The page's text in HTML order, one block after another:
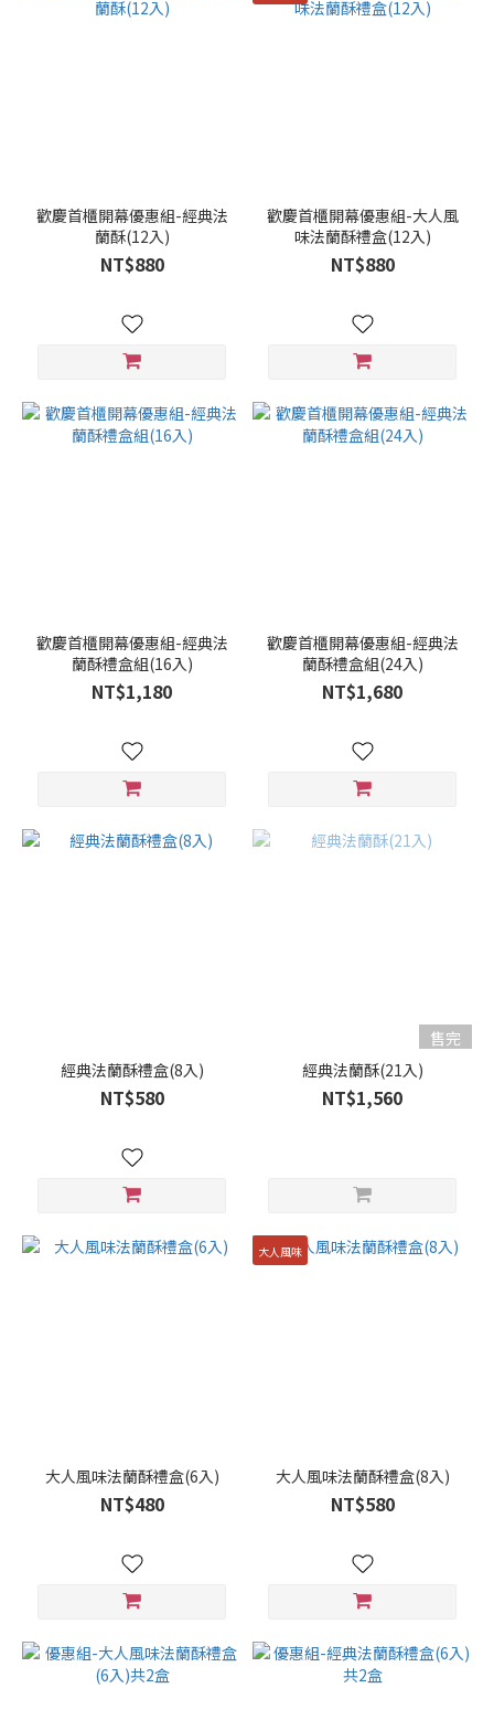
歡慶首櫃開幕優惠組-經典法
蘭酥(12入)
NT$880
歡慶首櫃開幕優惠組-大人風
味法蘭酥禮盒(12入)
NT$880
歡慶首櫃開幕優惠組-經典法
蘭酥禮盒組(16入)
NT$1,180
歡慶首櫃開幕優惠組-經典法
蘭酥禮盒組(24入)
NT$1,680
經典法蘭酥禮盒(8入)
NT$580
售完
經典法蘭酥(21入)
NT$1,560
大人風味法蘭酥禮盒(6入)
NT$480
大人風味
大人風味法蘭酥禮盒(8入)
NT$580